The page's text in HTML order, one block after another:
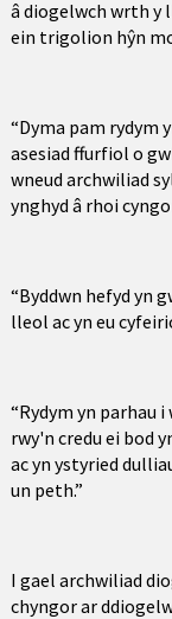
â diogelwch wrth y
ein trigolion hŷn
“Dyma pam rydym
asesiad ffurfiol o
wneud archwiliad
ynghyd â rhoi
“Byddwn hefyd yn
lleol ac yn eu
“Rydym yn parhau
rwy'n credu ei bod
ac yn ystyried
un peth.”
I gael archwiliad
chyngor ar